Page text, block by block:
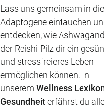
Lass uns gemeinsam in die
Adaptogene eintauchen
entdecken, wie
der Reishi-Pilz dir ein
und stressfreieres Leben
ermöglichen können. In
unserem Wellness Lexikon
Gesundheiterfährst du